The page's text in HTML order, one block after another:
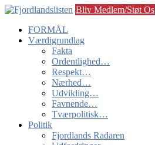
Bliv Medlem/Støt Os
FORMÅL
Værdigrundlag
Fakta
Ordentlighed…
Respekt…
Nærhed…
Udvikling…
Favnende…
Tværpolitisk…
Politik
Fjordlands Radaren